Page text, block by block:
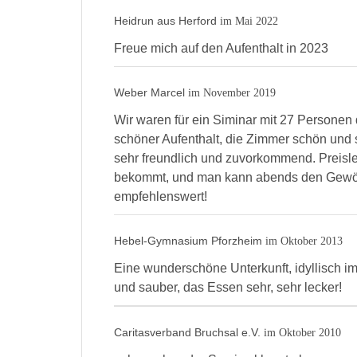
Heidrun aus Herford im Mai 2022
Freue mich auf den Aufenthalt in 2023
Weber Marcel im November 2019
Wir waren für ein Siminar mit 27
schöner Aufenthalt, die Zimmer schön
sehr freundlich und zuvorkommend.
bekommt, und man kann abends den
empfehlenswert!
Hebel-Gymnasium Pforzheim im Oktober 2013
Eine wunderschöne Unterkunft, idyllisch
und sauber, das Essen sehr, sehr lecker!
Caritasverband Bruchsal e.V. im Oktober 2010